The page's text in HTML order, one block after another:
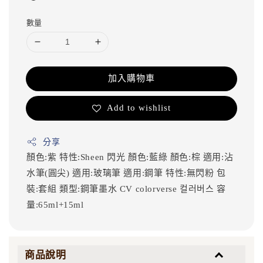
數量
加入購物車
Add to wishlist
分享
顏色:紫 特性:Sheen 閃光顏色:藍綠 顏色:棕 適用:沾
水筆(圓尖)適用:玻璃筆適用:鋼筆特性:無閃粉包
裝:套組 類型:鋼筆墨水 CV colorverse 컬러버스 容
量:65ml+15ml
商品說明